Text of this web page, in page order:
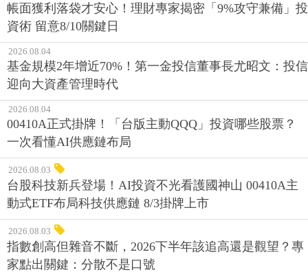
帳面獲利落袋才安心！理財專家揭密「9%攻守兼備」投
資術 留意8/10關鍵日
2026.08.04
基金規模2年增近70%！第一金投信董事長尤昭文：投信
迎向大資產管理時代
2026.08.04
00410A正式掛牌！「台版主動QQQ」投資哪些股票？
一次看懂AI供應鏈布局
2026.08.03
台股科技新兵登場！AI投資不光看護國神山 00410A主
動式ETF布局科技供應鏈 8/3掛牌上市
2026.08.03
指數創高但雜音不斷，2026下半年該追高還是觀望？專
家點出關鍵：分散不是口號